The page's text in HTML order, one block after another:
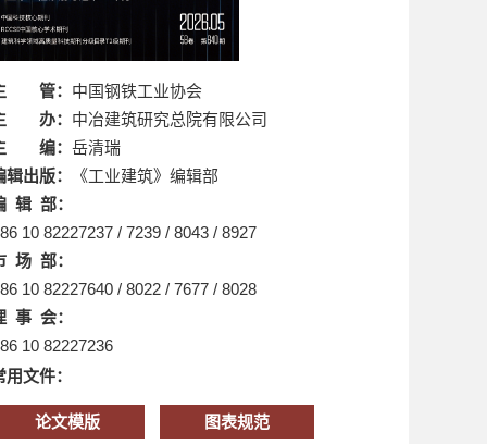
管： 中国钢铁工业协会
办： 中冶建筑研究总院有限公司
编： 岳清瑞
辑出版：
《工业建筑》编辑部
辑 部：
10 82227237 / 7239 / 8043 / 8927
场 部：
10 82227640 / 8022 / 7677 / 8028
事 会：
10 82227236
用文件：
论文模版 图表规范